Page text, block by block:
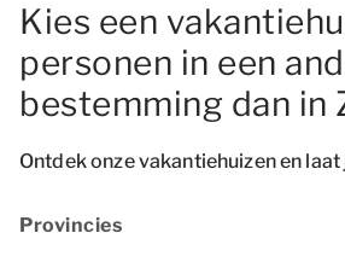
Kies een
personen in een
bestemming dan in
Ontdek onze vakantiehuizen en laat
Provincies